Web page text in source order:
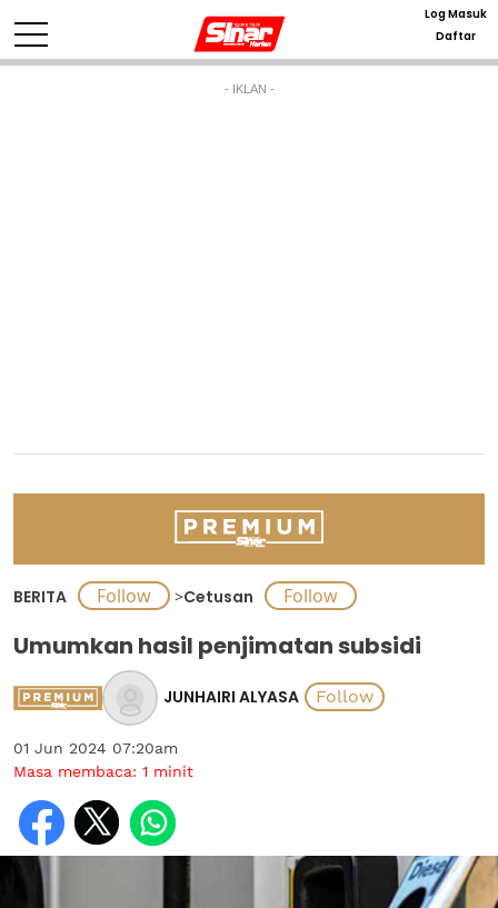
Log Masuk
Daftar
- IKLAN -
BERITA >Cetusan
Umumkan hasil penjimatan subsidi
JUNHAIRI ALYASA
01 Jun 2024 07:20am
Masa membaca: 1 minit